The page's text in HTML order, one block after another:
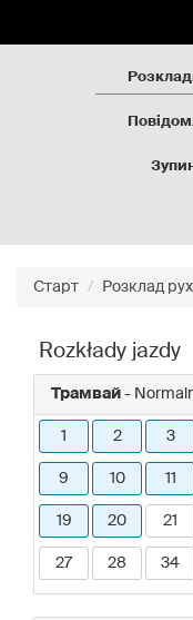
Старт Розклад
Rozkłady jazdy
Трамвай -
1 2 3
9 10 11
19 20 21
27 28 34